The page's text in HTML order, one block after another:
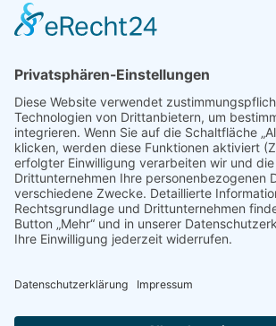
Offener Brief: Operation
Patient tot
Allgemein, Hauptgeschäftsstelle,Politik
24. November 2020
Operation gelungen – Patient tot So
derzeitige Situation aus Sicht vieler
Unternehmerinnen und
beschreiben! Die Befürchtung ist
Betriebe nicht mehr so lange am